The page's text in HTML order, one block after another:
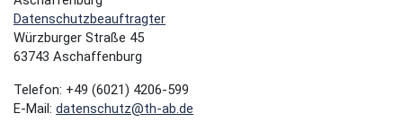
Datenschutzbeauftragter
Würzburger Straße 45
63743 Aschaffenburg
Telefon: +49 (6021) 4206-599
E-Mail: datenschutz@th-ab.de